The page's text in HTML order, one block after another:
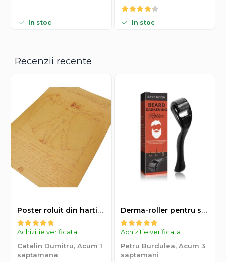
In stoc In stoc
Recenzii recente
Poster roluit din hartie Leonardo Da Vinci, Vitruvian Man, vintage, 51x35 cm
Achizitie verificata
Catalin Dumitru, Acum 1
saptamana
Derma-roller pentru stimularea cresterii parului, scalp si barba, Beard Roller
Achizitie verificata
Petru Burdulea, Acum 3
saptamani